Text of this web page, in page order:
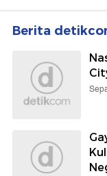
Berita